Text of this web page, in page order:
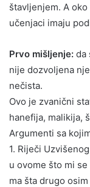
štavljenjem. A
učenjaci imaju
Prvo mišljenje: da
nije dozvoljena
nečista.
Ovo je zvanični
hanefija, malikija,
Argumenti sa
1. Riječi
u ovome što mi
ma šta drugo